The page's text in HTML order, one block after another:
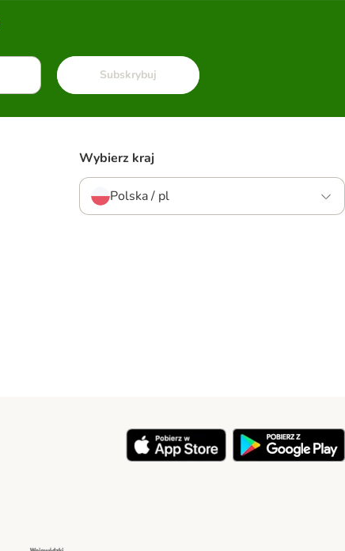
Subskrybuj
Wybierz kraj
Polska / pl
Security